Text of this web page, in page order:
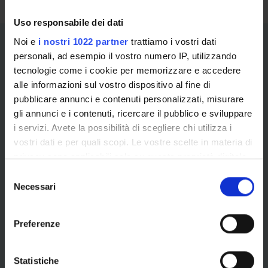
Uso responsabile dei dati
Noi e i nostri 1022 partner trattiamo i vostri dati
personali, ad esempio il vostro numero IP, utilizzando
tecnologie come i cookie per memorizzare e accedere
alle informazioni sul vostro dispositivo al fine di
pubblicare annunci e contenuti personalizzati, misurare
gli annunci e i contenuti, ricercare il pubblico e sviluppare
i servizi. Avete la possibilità di scegliere chi utilizza i
vostri dati e per quali scopi. Le vostre scelte in materia di
privacy sono applicabili solo su questa proprietà digitale
modificare o revocare il proprio consenso in qualsiasi
momento dalla Dichiarazione sui cookie o facendo clic
raccogliere informazioni sulla tua posizione
Necessari
Preferenze
Statistiche
Informazioni e segnalazioni per
la componente studentesca
disposizione dell'Ateneo e riservati alle studentesse e
agli studenti iscritti a qualsiasi corso offerto
dall’Università degli Studi di Verona (corsi di studio, di
specializzazione, di dottorato, corsi singoli, corsi di
Riferimenti per informazioni e segnalazioni da parte